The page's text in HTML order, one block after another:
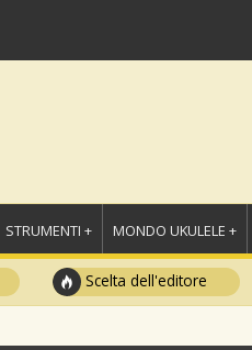
STRUMENTI + MONDO UKULELE +
Scelta dell'editore